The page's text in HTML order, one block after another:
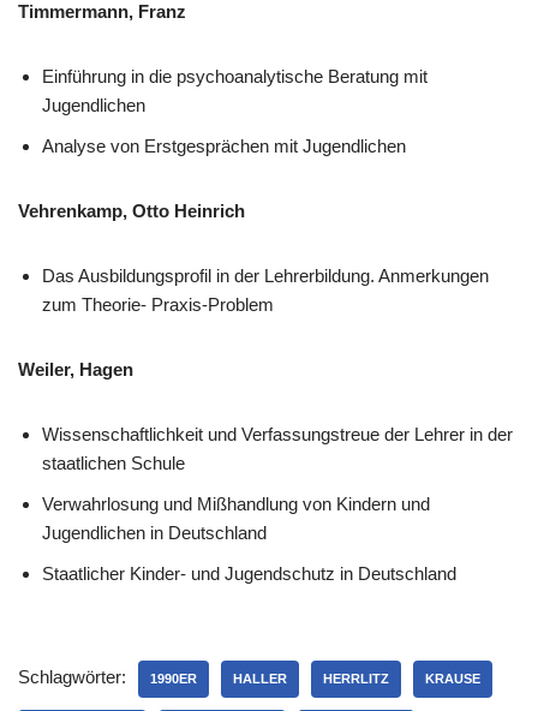
Timmermann, Franz
Einführung in die psychoanalytische Beratung mit
Jugendlichen
Analyse von Erstgesprächen mit Jugendlichen
Vehrenkamp, Otto Heinrich
Das Ausbildungsprofil in der Lehrerbildung. Anmerkungen
zum Theorie- Praxis-Problem
Weiler, Hagen
Wissenschaftlichkeit und Verfassungstreue der Lehrer in der
staatlichen Schule
Verwahrlosung und Mißhandlung von Kindern und
Jugendlichen in Deutschland
Staatlicher Kinder- und Jugendschutz in Deutschland
Schlagwörter: 1990ER HALLER HERRLITZ KRAUSE